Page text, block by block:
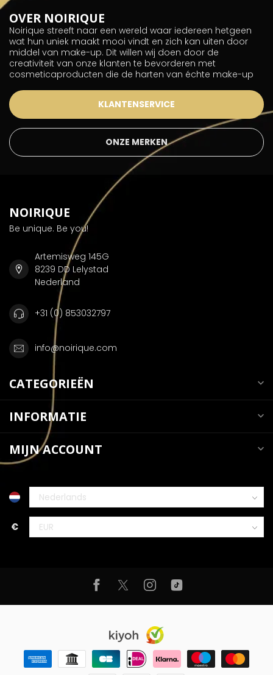
OVER NOIRIQUE
Noirique streeft naar een wereld waar iedereen hetgeen
wat hun uniek maakt mooi vindt en zich kan uiten door
middel van make-up. Dit willen wij doen door de
creativiteit van onze klanten te bevorderen met
cosmeticaproducten die de harten van échte make-up
KLANTENSERVICE
ONZE MERKEN
NOIRIQUE
Be unique. Be you!
Artemisweg 145G
8239 DD Lelystad
Nederland
+31 (0) 853032797
info@noirique.com
CATEGORIEËN
INFORMATIE
MIJN ACCOUNT
€